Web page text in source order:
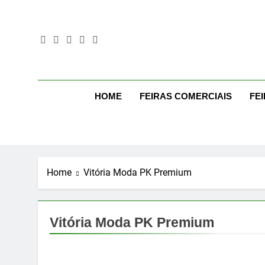
HOME FEIRAS COMERCIAIS
Home Vitória Moda PK Premium
Vitória Moda PK Premium